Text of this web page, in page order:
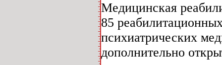
Медицинская
85
психиатрических
дополнительно